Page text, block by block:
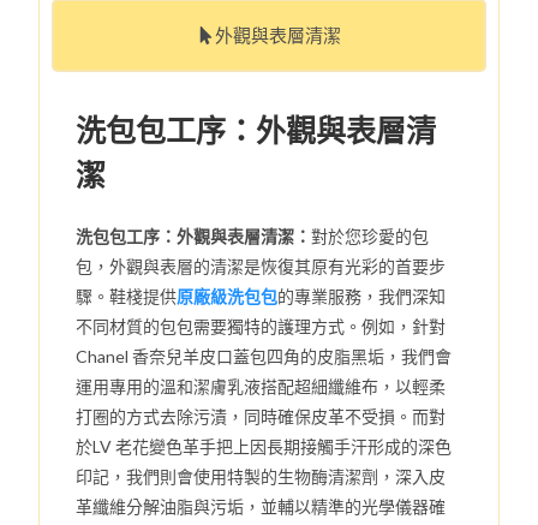
外觀與表層清潔
洗包包工序：外觀與表層清
潔
洗包包工序：外觀與表層清潔：對於您珍愛的包
包，外觀與表層的清潔是恢復其原有光彩的首要步
驟。鞋棧提供原廠級洗包包的專業服務，我們深知
不同材質的包包需要獨特的護理方式。例如，針對
Chanel 香奈兒羊皮口蓋包四角的皮脂黑垢，我們會
運用專用的溫和潔膚乳液搭配超細纖維布，以輕柔
打圈的方式去除污漬，同時確保皮革不受損。而對
於LV 老花變色革手把上因長期接觸手汗形成的深色
印記，我們則會使用特製的生物酶清潔劑，深入皮
革纖維分解油脂與污垢，並輔以精準的光學儀器確